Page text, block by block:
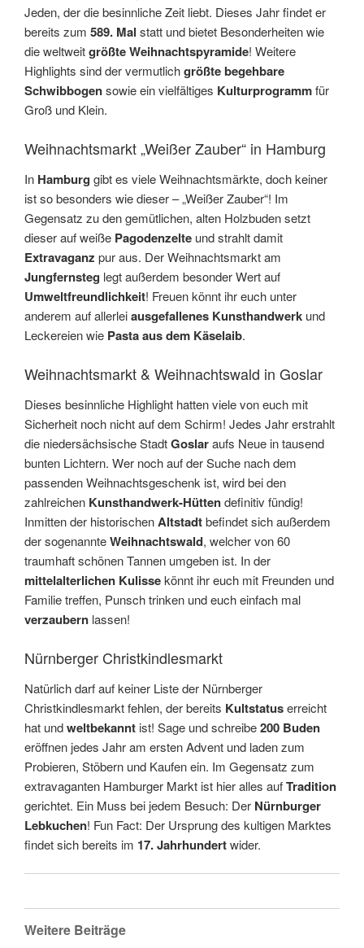
Jeden, der die besinnliche Zeit liebt. Dieses Jahr findet er
bereits zum 589. Mal statt und bietet Besonderheiten wie
die weltweitgrößte Weihnachtspyramide! Weitere
Highlights sind der vermutlichgrößte begehbare
Schwibbogensowie ein vielfältiges Kulturprogrammfür
Groß und Klein.
Weihnachtsmarkt „Weißer Zauber“ in Hamburg
In Hamburg gibt es viele Weihnachtsmärkte, doch keiner
ist so besonders wie dieser – „Weißer Zauber“! Im
Gegensatz zu den gemütlichen, alten Holzbuden setzt
dieser auf weiße Pagodenzelte und strahlt damit
Extravaganz pur aus. Der Weihnachtsmarkt am
Jungfernsteg legt außerdem besonder Wert auf
Umweltfreundlichkeit! Freuen könnt ihr euch unter
anderem auf allerleiausgefallenes Kunsthandwerk und
Leckereien wie Pastaaus dem Käselaib.
Weihnachtsmarkt & Weihnachtswald in Goslar
Dieses besinnliche Highlight hatten viele von euch mit
Sicherheit noch nicht auf dem Schirm! Jedes Jahr erstrahlt
die niedersächsische StadtGoslaraufs Neue in tausend
bunten Lichtern. Wer noch auf der Suche nach dem
passenden Weihnachtsgeschenk ist, wird bei den
zahlreichen Kunsthandwerk-Hüttendefinitiv fündig!
Inmitten der historischenAltstadtbefindet sich außerdem
der sogenannteWeihnachtswald, welcher von 60
traumhaft schönen Tannen umgeben ist. In der
mittelalterlichen Kulissekönnt ihr euch mit Freunden und
Familie treffen, Punsch trinken und euch einfach mal
verzaubern lassen!
Nürnberger Christkindlesmarkt
Natürlich darf auf keiner Liste der Nürnberger
Christkindlesmarkt fehlen, der bereits Kultstatuserreicht
hat undweltbekannt ist! Sage und schreibe200 Buden
eröffnen jedes Jahr am ersten Advent und laden zum
Probieren, Stöbern und Kaufen ein. Im Gegensatz zum
extravaganten Hamburger Markt ist hier alles aufTradition
gerichtet. Ein Muss bei jedem Besuch: Der Nürnburger
Lebkuchen! Fun Fact: Der Ursprung des kultigen Marktes
findet sich bereits im 17. Jahrhundertwider.
Weitere Beiträge